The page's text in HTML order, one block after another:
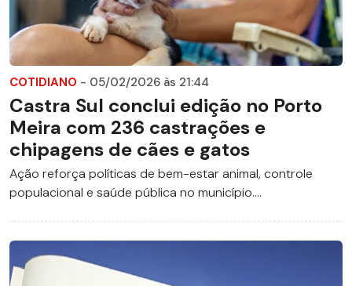
COTIDIANO - 05/02/2026 às 21:44
Castra Sul conclui edição no Porto
Meira com 236 castrações e
chipagens de cães e gatos
Ação reforça políticas de bem-estar animal, controle
populacional e saúde pública no município....